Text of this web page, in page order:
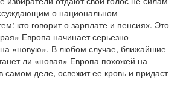
о национальном
кто говорит о зарплате и пенсиях. Это
Европа начинает серьезно
на «новую». В любом случае, ближайшие
ли «новая» Европа похожей на
самом деле, освежит ее кровь и придаст